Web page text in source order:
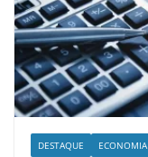
DESTAQUE ECONOMIA